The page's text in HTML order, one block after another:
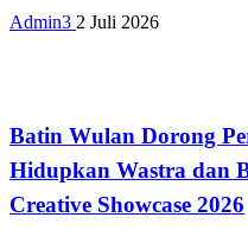
Admin3 2 Juli 2026
Batin Wulan Dorong
Hidupkan Wastra dan
Creative Showcase 2026